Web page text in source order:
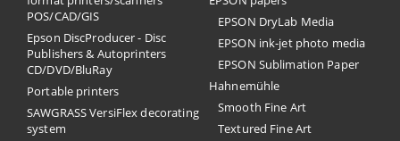
POS/CAD/GIS
Epson DiscProducer - Disc
Publishers & Autoprinters
CD/DVD/BluRay
Portable printers
SAWGRASS VersiFlex decorating
system
EPSON DryLab Media
EPSON ink-jet photo media
EPSON Sublimation Paper
Hahnemühle
Smooth Fine Art
Textured Fine Art